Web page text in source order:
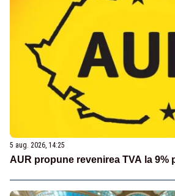
5 aug. 2026, 14:25
AUR propune revenirea TVA la 9%